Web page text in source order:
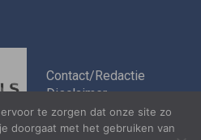
– Responsible
Contact/Redactie
Disclaimer
Algemene
te zorgen dat onze site zo
doorgaat met het gebruiken van